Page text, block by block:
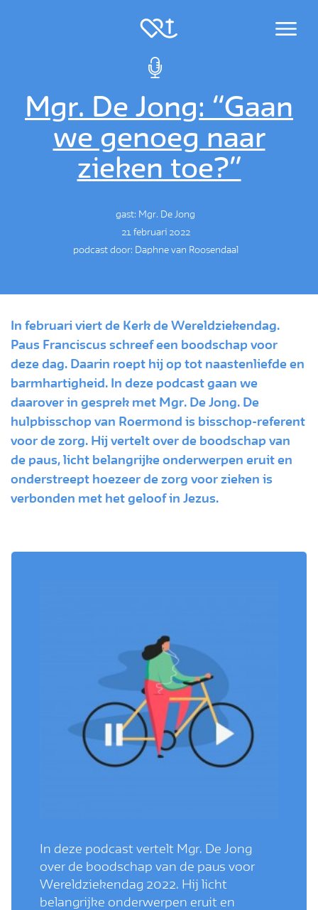
Menu
Mgr. De Jong: “Gaan
we genoeg naar
zieken toe?”
gast: Mgr. De Jong
21 februari 2022
podcast door: Daphne van Roosendaal
In februari viert de Kerk de Wereldziekendag.
Paus Franciscus schreef een boodschap voor
deze dag. Daarin roept hij op tot naastenliefde en
barmhartigheid. In deze podcast gaan we
daarover in gesprek met Mgr. De Jong. De
hulpbisschop van Roermond is bisschop-referent
voor de zorg. Hij vertelt over de boodschap van
de paus, licht belangrijke onderwerpen eruit en
onderstreept hoezeer de zorg voor zieken is
verbonden met het geloof in Jezus.
In deze podcast vertelt Mgr. De Jong
over de boodschap van de paus voor
Wereldziekendag 2022. Hij licht
belangrijke onderwerpen eruit en